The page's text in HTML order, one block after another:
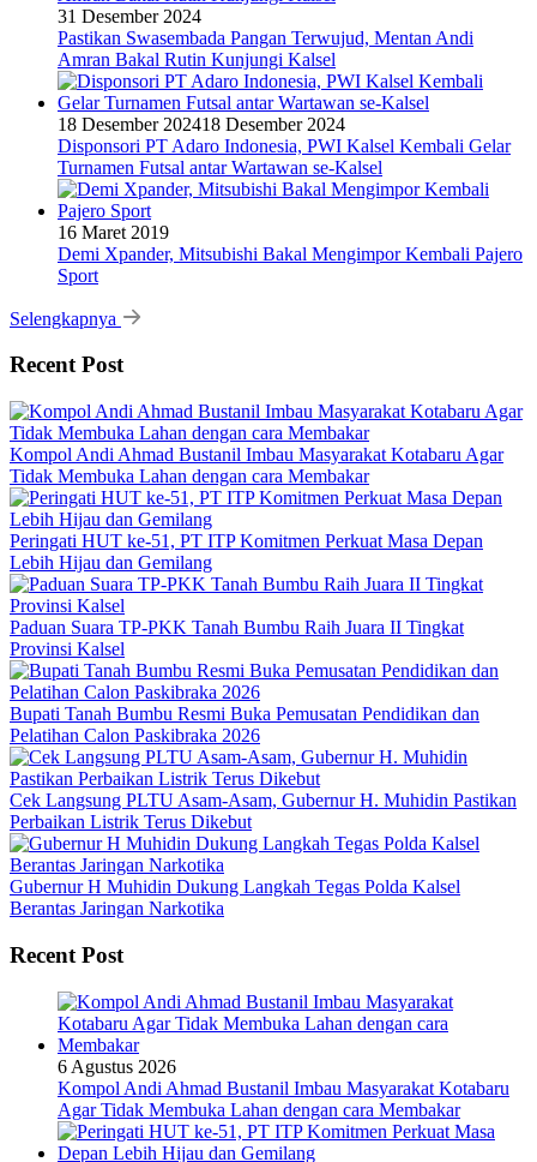
31 Desember 2024
Pastikan Swasembada Pangan Terwujud, Mentan Andi
Amran Bakal Rutin Kunjungi Kalsel
18 Desember 202418 Desember 2024
Disponsori PT Adaro Indonesia, PWI Kalsel Kembali Gelar
Turnamen Futsal antar Wartawan se-Kalsel
16 Maret 2019
Demi Xpander, Mitsubishi Bakal Mengimpor Kembali Pajero
Sport
Selengkapnya
Recent Post
Kompol Andi Ahmad Bustanil Imbau Masyarakat Kotabaru Agar
Tidak Membuka Lahan dengan cara Membakar
Peringati HUT ke-51, PT ITP Komitmen Perkuat Masa Depan
Lebih Hijau dan Gemilang
Paduan Suara TP-PKK Tanah Bumbu Raih Juara II Tingkat
Provinsi Kalsel
Bupati Tanah Bumbu Resmi Buka Pemusatan Pendidikan dan
Pelatihan Calon Paskibraka 2026
Cek Langsung PLTU Asam-Asam, Gubernur H. Muhidin Pastikan
Perbaikan Listrik Terus Dikebut
Gubernur H Muhidin Dukung Langkah Tegas Polda Kalsel
Berantas Jaringan Narkotika
Recent Post
6 Agustus 2026
Kompol Andi Ahmad Bustanil Imbau Masyarakat Kotabaru
Agar Tidak Membuka Lahan dengan cara Membakar